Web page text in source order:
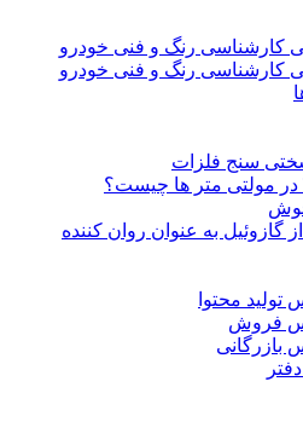
کارشناسی رنگ و فنی خودرو
کارشناسی رنگ و فنی خودرو
سنج فلزات
گازوئیل به عنوان روان کننده
تولید محتوا
فروش
بازرگانی